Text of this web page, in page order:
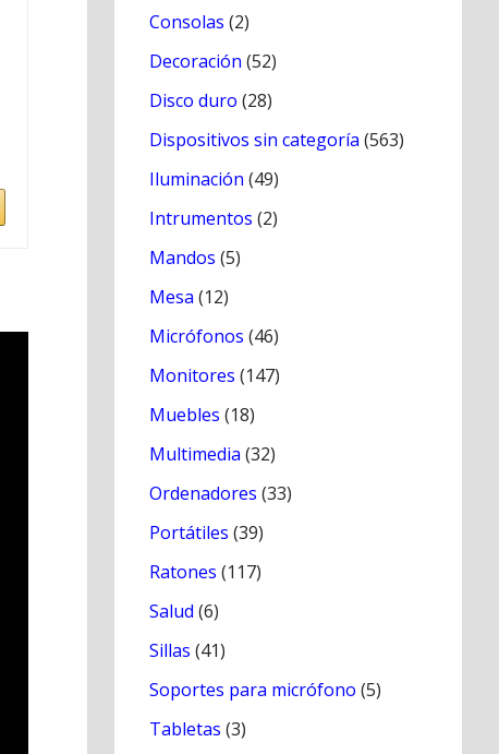
Consolas (2)
Decoración (52)
Disco duro (28)
Dispositivos sin categoría (563)
Iluminación (49)
Intrumentos (2)
Mandos (5)
Mesa (12)
Micrófonos (46)
Monitores (147)
Muebles (18)
Multimedia (32)
Ordenadores (33)
Portátiles (39)
Ratones (117)
Salud (6)
Sillas (41)
Soportes para micrófono (5)
Tabletas (3)